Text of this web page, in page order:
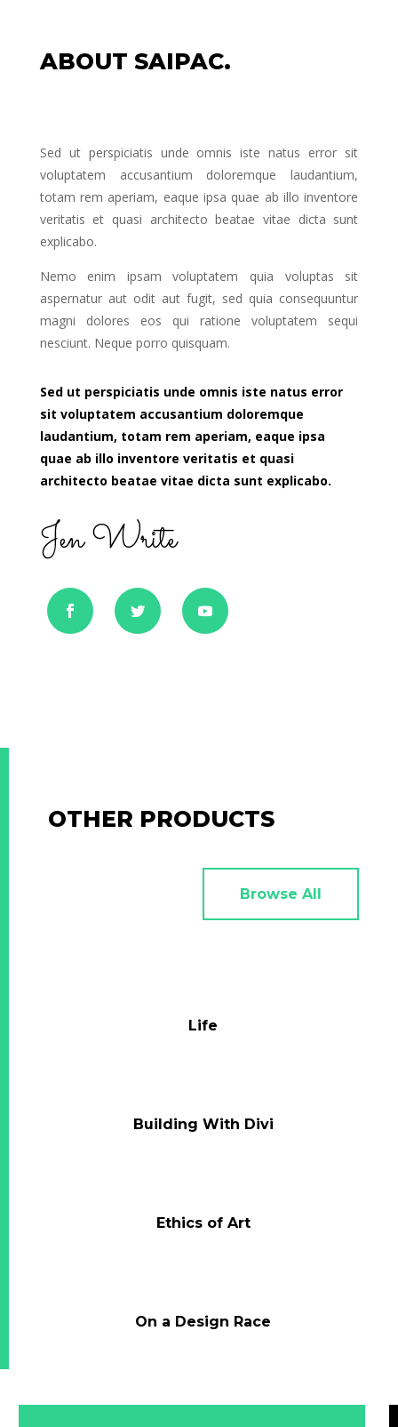
beatae vitae dicta sunt explicabo.
Magni dolores eos qui ratione
voluptatem sequi nesciunt. Neque porro
quisquam est, qui dolorem ipsum quia
dolor sit amet, consectetur.
ABOUT SAIPAC.
Sed ut perspiciatis unde omnis iste natus error sit
voluptatem accusantium doloremque laudantium,
totam rem aperiam, eaque ipsa quae ab illo inventore
veritatis et quasi architecto beatae vitae dicta sunt
explicabo.
Nemo enim ipsam voluptatem quia voluptas sit
aspernatur aut odit aut fugit, sed quia consequuntur
magni dolores eos qui ratione voluptatem sequi
nesciunt. Neque porro quisquam.
Sed ut perspiciatis unde omnis iste natus error
sit voluptatem accusantium doloremque
laudantium, totam rem aperiam, eaque ipsa
quae ab illo inventore veritatis et quasi
architecto beatae vitae dicta sunt explicabo.
Jen Write
OTHER PRODUCTS
Browse All
Life
Building With Divi
Ethics of Art
On a Design Race